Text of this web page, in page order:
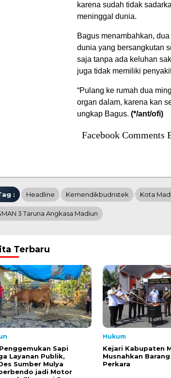
karena sudah tidak
meninggal dunia.
Bagus menambahkan,
dunia yang bersangkutan
saja tanpa ada keluhan
juga tidak memiliki
“Pulang ke rumah dua
organ dalam, karena kan
ungkap Bagus. (*/ant/ofi)
Facebook Comments
: Headline Kemendikbudristek Kota
3 Taruna Angkasa Madiun
Terbaru
Sapi
Layanan Publik,
Sumber Mulya
jadi Motor
Hukum
Kejari Kabupaten
Musnahkan
Perkara